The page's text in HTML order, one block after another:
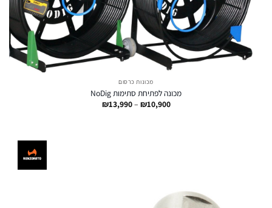
מכונות כרסום
מכונה לפתיחת סתימות NoDig
₪10,900
–
₪13,990 טווח